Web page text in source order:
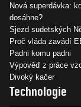
Nová superdávka:
dosáhne?
Sjezd sudetských
Proč vláda zavádí
Padni komu padni
Výpověď z práce
Divoký kačer
Technologie